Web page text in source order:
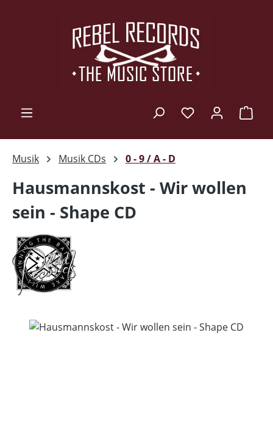
Musik Musik CDs 0 - 9 / A - D
Hausmannskost - Wir wollen
sein - Shape CD